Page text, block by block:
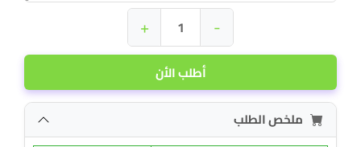
أطلب الأن
-
+
ملخص الطلب